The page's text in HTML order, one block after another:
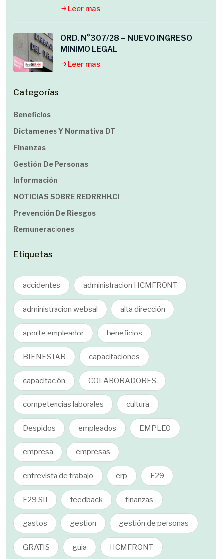
Leer mas
ORD. N°307/28 – NUEVO INGRESO
MINIMO LEGAL
Leer mas
Categorías
Beneficios
Dictamenes Y Normativa DT
Finanzas
Gestión De Personas
Información
NOTICIAS SOBRE REDRRHH.cl
Prevención De Riesgos
Remuneraciones
Etiquetas
accidentes administracion HCMFRONT
administracion websal alta dirección
aporte empleador beneficios
BIENESTAR capacitaciones
capacitación COLABORADORES
competencias laborales cultura
Despidos empleados EMPLEO
empresa empresas
entrevista de trabajo erp F29
F29 SII feedback finanzas
gastos gestion gestión de personas
GRATIS guia HCMFRONT